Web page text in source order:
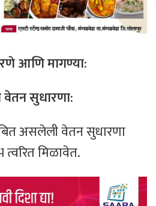
आणि मागण्या:
सुधारणा:
असलेली वेतन सुधारणा
मिळावेत.